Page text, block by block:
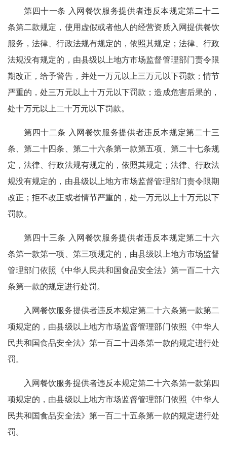
第四十一条 入网餐饮服务提供者违反本规定第二十二
条第二款规定，使用虚假或者他人的经营资质入网提供餐饮
服务，法律、行政法规有规定的，依照其规定；法律、行政
法规没有规定的，由县级以上地方市场监督管理部门责令限
期改正，给予警告，并处一万元以上三万元以下罚款；情节
严重的，处三万元以上十万元以下罚款；造成危害后果的，
处十万元以上二十万元以下罚款。
第四十二条 入网餐饮服务提供者违反本规定第二十三
条、第二十四条、第二十六条第一款第五项、第二十七条规
定，法律、行政法规有规定的，依照其规定；法律、行政法
规没有规定的，由县级以上地方市场监督管理部门责令限期
改正；拒不改正或者情节严重的，处一万元以上十万元以下
罚款。
第四十三条 入网餐饮服务提供者违反本规定第二十六
条第一款第一项、第三项规定的，由县级以上地方市场监督
管理部门依照《中华人民共和国食品安全法》第一百二十六
条第一款的规定进行处罚。
入网餐饮服务提供者违反本规定第二十六条第一款第二
项规定的，由县级以上地方市场监督管理部门依照《中华人
民共和国食品安全法》第一百二十四条第一款的规定进行处
罚。
入网餐饮服务提供者违反本规定第二十六条第一款第四
项规定的，由县级以上地方市场监督管理部门依照《中华人
民共和国食品安全法》第一百二十五条第一款的规定进行处
罚。